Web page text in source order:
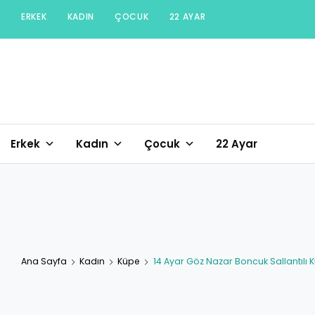
content
ERKEK KADIN ÇOCUK 22 AYAR
Erkek Kadın Çocuk 22 Ayar
Ana Sayfa Kadın Küpe 14 Ayar Göz Nazar Boncuk Sallantılı